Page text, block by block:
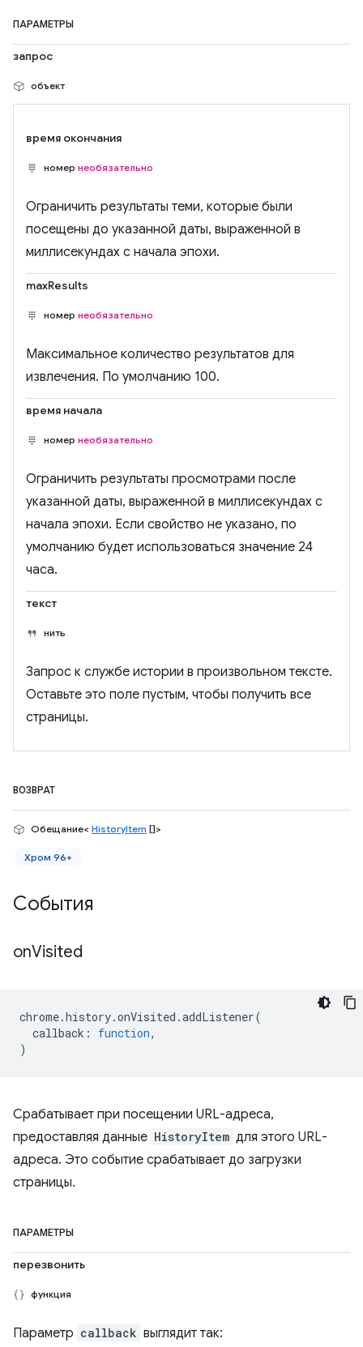
ПАРАМЕТРЫ
запрос
объект
время окончания
номер необязательно
Ограничить результаты теми, которые были
посещены до указанной даты, выраженной в
миллисекундах с начала эпохи.
maxResults
номер необязательно
Максимальное количество результатов для
извлечения. По умолчанию 100.
время начала
номер необязательно
Ограничить результаты просмотрами после
указанной даты, выраженной в миллисекундах с
начала эпохи. Если свойство не указано, по
умолчанию будет использоваться значение 24
часа.
текст
нить
Запрос к службе истории в произвольном тексте.
Оставьте это поле пустым, чтобы получить все
страницы.
ВОЗВРАТ
Обещание< HistoryItem []>
Хром 96+
События
onVisited
chrome.history.onVisited .addListener(
callback : function,
)
Срабатывает при посещении URL-адреса,
предоставляя данные HistoryItem для этого URL-
адреса. Это событие срабатывает до загрузки
страницы.
ПАРАМЕТРЫ
перезвонить
функция
Параметр callback выглядит так: